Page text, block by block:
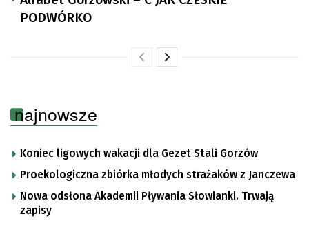
PODWÓRKO
najnowsze
Koniec ligowych wakacji dla Gezet Stali Gorzów
Proekologiczna zbiórka młodych strażaków z Janczewa
Nowa odsłona Akademii Pływania Słowianki. Trwają
zapisy